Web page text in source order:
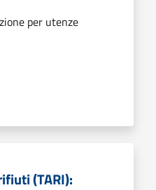
per utenze
(TARI):